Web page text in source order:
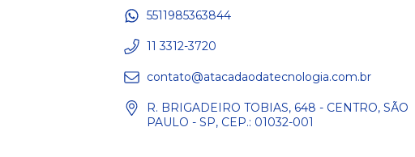
5511985363844
11 3312-3720
contato@atacadaodatecnologia.com.br
R. BRIGADEIRO TOBIAS, 648 - CENTRO, SÃO
PAULO - SP, CEP.: 01032-001